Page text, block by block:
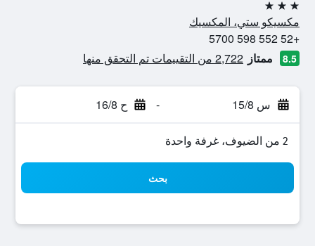
3 نجوم
مكسيكو ستي، المكسيك
+52 552 598 5700
8.5 ممتاز 2,722 من التقييمات تم التحقق منها
س 15/8 - ح 16/8
2 من الضيوف، غرفة واحدة
بحث